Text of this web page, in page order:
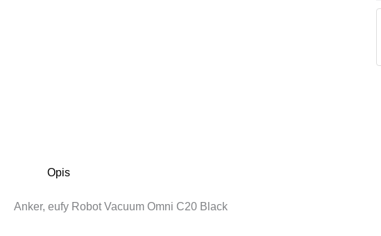
Opis
Anker, eufy Robot Vacuum Omni C20 Black